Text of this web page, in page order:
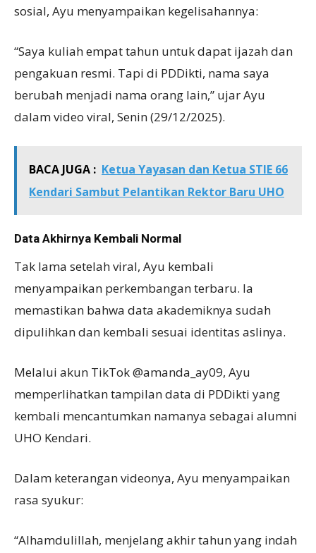
sosial, Ayu menyampaikan kegelisahannya:
“Saya kuliah empat tahun untuk dapat ijazah dan
pengakuan resmi. Tapi di PDDikti, nama saya
berubah menjadi nama orang lain,” ujar Ayu
dalam video viral, Senin (29/12/2025).
BACA JUGA : Ketua Yayasan dan Ketua STIE 66
Kendari Sambut Pelantikan Rektor Baru UHO
Data Akhirnya Kembali Normal
Tak lama setelah viral, Ayu kembali
menyampaikan perkembangan terbaru. Ia
memastikan bahwa data akademiknya sudah
dipulihkan dan kembali sesuai identitas aslinya.
Melalui akun TikTok @amanda_ay09, Ayu
memperlihatkan tampilan data di PDDikti yang
kembali mencantumkan namanya sebagai alumni
UHO Kendari.
Dalam keterangan videonya, Ayu menyampaikan
rasa syukur:
“Alhamdulillah, menjelang akhir tahun yang indah